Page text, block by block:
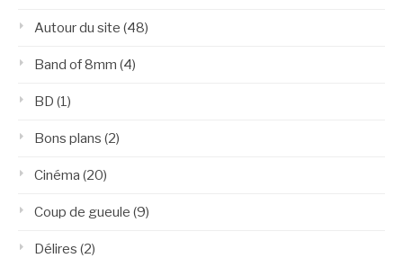
Autour du site (48)
Band of 8mm (4)
BD (1)
Bons plans (2)
Cinéma (20)
Coup de gueule (9)
Délires (2)